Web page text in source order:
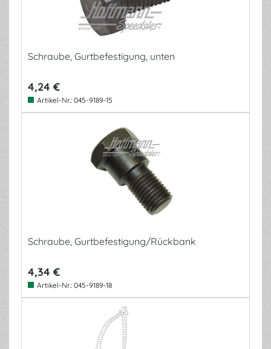
Schraube, Gurtbefestigung, unten
4,24 €
Artikel-Nr.: 045-9189-15
Schraube, Gurtbefestigung/Rückbank
4,34 €
Artikel-Nr.: 045-9189-18